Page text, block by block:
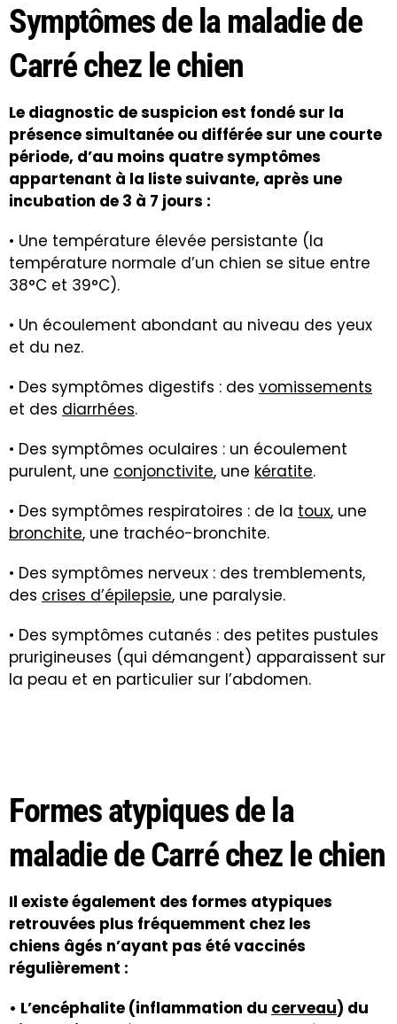
Symptômes de la maladie de
Carré chez le chien
Le diagnostic de suspicion est fondé sur la
présence simultanée ou différée sur une courte
période, d’au moins quatre symptômes
appartenant à la liste suivante, après une
incubation de 3 à 7 jours :
• Une température élevée persistante (la
température normale d’un chien se situe entre
38°C et 39°C).
• Un écoulement abondant au niveau des yeux
et du nez.
• Des symptômes digestifs : des vomissements
et des diarrhées.
• Des symptômes oculaires : un écoulement
purulent, une conjonctivite, une kératite.
• Des symptômes respiratoires : de la toux, une
bronchite, une trachéo-bronchite.
• Des symptômes nerveux : des tremblements,
des crises d’épilepsie, une paralysie.
• Des symptômes cutanés : des petites pustules
prurigineuses (qui démangent) apparaissent sur
la peau et en particulier sur l’abdomen.
Formes atypiques de la
maladie de Carré chez le chien
Il existe également des formes atypiques
retrouvées plus fréquemment chez les
chiens âgés n’ayant pas été vaccinés
régulièrement :
• L’encéphalite (inflammation du cerveau) du